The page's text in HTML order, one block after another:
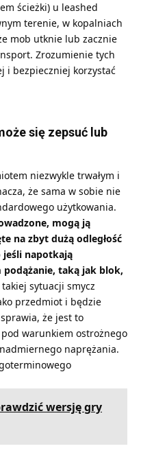
ścieżki) u leashed
terenie, w kopalniach
mob utknie lub zacznie
Zrozumienie tych
i bezpieczniej korzystać
się zepsuć lub
niezwykle trwałym i
że sama w sobie nie
użytkowania.
mogą ją
na zbyt dużą odległość
jeśli napotkają
taką jak blok,
takiej sytuacji smycz
przedmiot i będzie
że jest to
warunkiem ostrożnego
naprężania.
wersję gry